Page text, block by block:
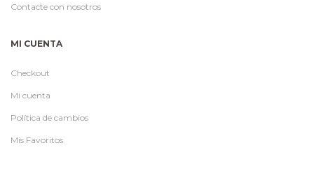
Contacte con nosotros
MI CUENTA
Checkout
Mi cuenta
Política de cambios
Mis Favoritos